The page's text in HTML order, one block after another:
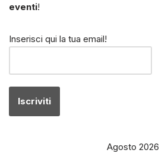
eventi!
Inserisci qui la tua email!
Agosto 2026